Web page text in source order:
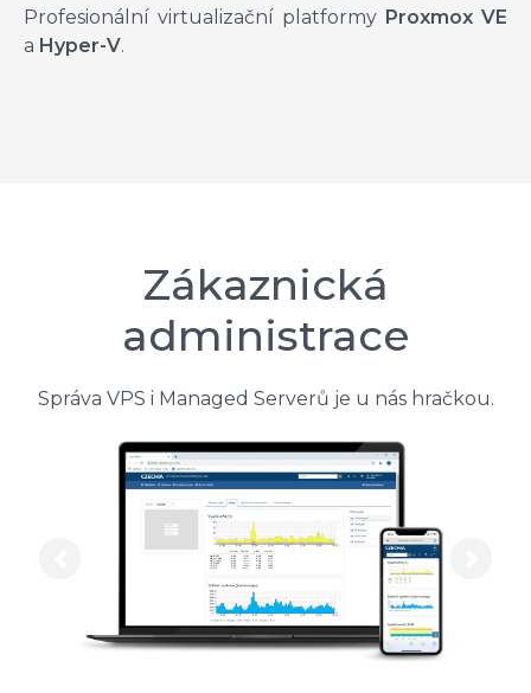
Profesionální virtualizační platformy Proxmox VE
a Hyper-V.
Zákaznická
administrace
Správa VPS i Managed Serverů je u nás hračkou.